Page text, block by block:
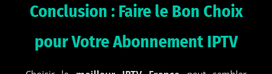
Conclusion : Faire le Bon Choix
pour Votre Abonnement IPTV